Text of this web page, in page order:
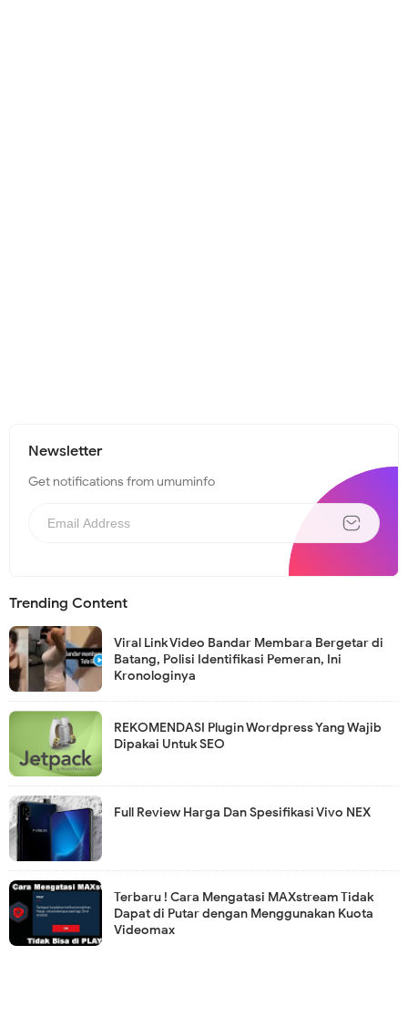
Newsletter
Get notifications from umuminfo
Trending Content
Viral Link Video Bandar Membara Bergetar di
Batang, Polisi Identifikasi Pemeran, Ini
Kronologinya
REKOMENDASI Plugin Wordpress Yang Wajib
Dipakai Untuk SEO
Full Review Harga Dan Spesifikasi Vivo NEX
Terbaru ! Cara Mengatasi MAXstream Tidak
Dapat di Putar dengan Menggunakan Kuota
Videomax